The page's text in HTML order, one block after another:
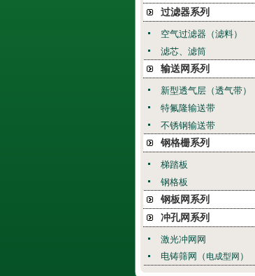
过滤器系列
空气过滤器（滤料）
滤芯、滤筒
输送网系列
新型透气层（透气带）
特氟隆输送带
不锈钢输送带
钢格栅系列
梯踏板
钢格板
钢板网系列
冲孔网系列
激光冲网网
电铸筛网（电成型网 ）